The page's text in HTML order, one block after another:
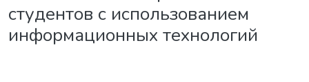
студентов с использованием
информационных технологий